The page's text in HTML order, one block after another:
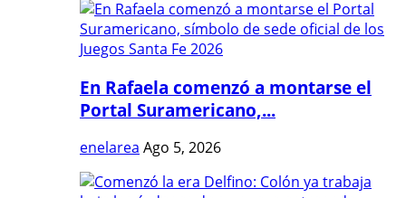
En Rafaela comenzó a montarse el
Portal Suramericano,...
enelarea Ago 5, 2026